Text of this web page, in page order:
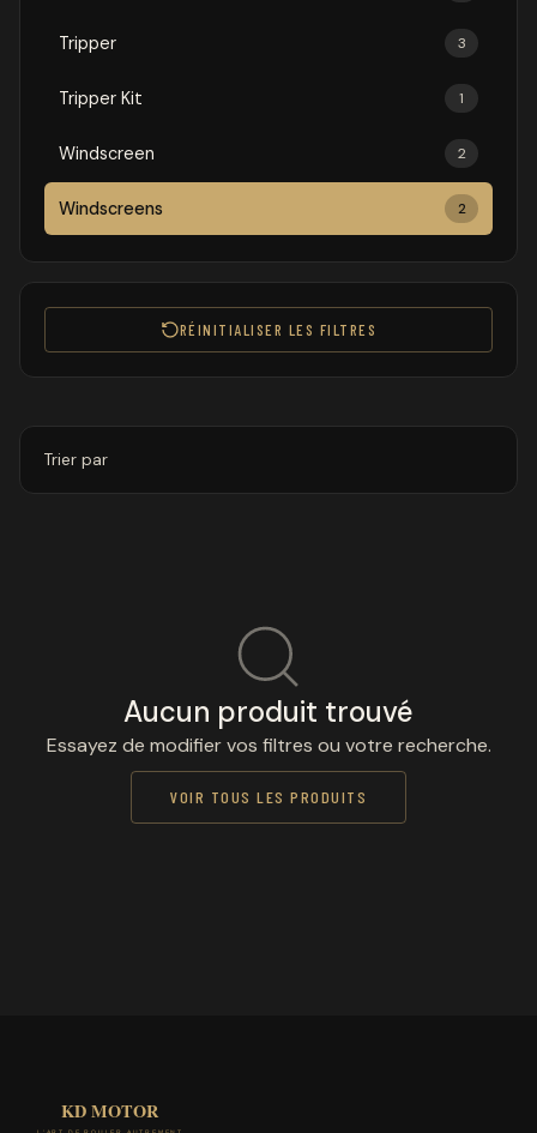
Tripper 3
Tripper Kit 1
Windscreen 2
Windscreens 2
RÉINITIALISER LES FILTRES
Trier par
Aucun produit trouvé
Essayez de modifier vos filtres ou votre recherche.
VOIR TOUS LES PRODUITS